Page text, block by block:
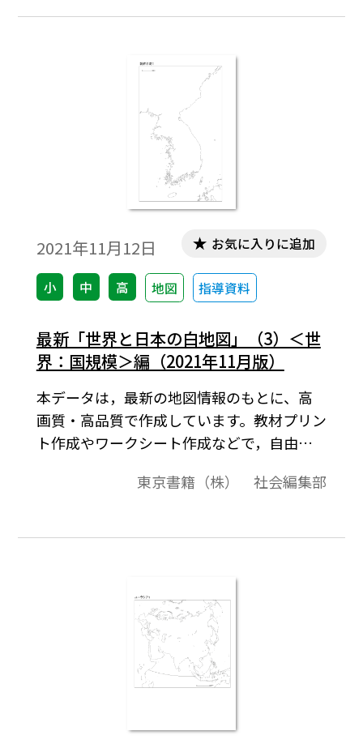
（3）＜世界：国規模＞編，（4）＜日本：
＞編の5編で構成され，全256図あります。
2021年11月12日
小 中 高 地図 指導資料
お気に入りに追加
最新「世界と日本の白地図」（3）＜世
界：国規模＞編（2021年11月版）
本データは，最新の地図情報のもとに、高
画質・高品質で作成しています。教材プリン
ト作成やワークシート作成などで，自由に
「世界と日本の白地図」は，（1）＜世界全
（3）＜世界：国規模＞編，（4）＜日本：
＞編の5編で構成され，全256図あります。
（2021年11月版）
東京書籍（株） 社会編集部